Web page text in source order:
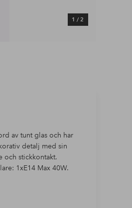
1 / 2
av tunt glas och har
detalj med sin
och stickkontakt.
1xE14 Max 40W.